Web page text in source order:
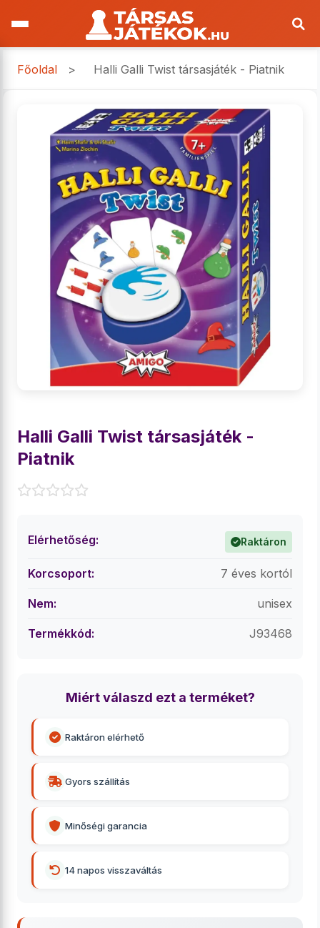
Főoldal > Halli Galli Twist társasjáték - Piatnik
Halli Galli Twist társasjáték -
Piatnik
Elérhetőség: Raktáron
Korcsoport: 7 éves kortól
Nem: unisex
Termékkód: J93468
Miért válaszd ezt a terméket?
Raktáron elérhető
Gyors szállítás
Minőségi garancia
14 napos visszaváltás